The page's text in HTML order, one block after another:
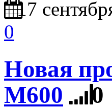
17
0
Новая
M600
0